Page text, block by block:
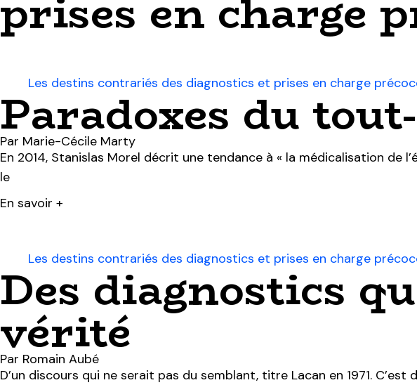
Les destins contrariés des diagnostics et prises en charge
Paradoxes du
Par Marie-Cécile Marty
En 2014, Stanislas Morel décrit une tendance à « la médicalisation de
le
En savoir +
Les destins contrariés des diagnostics et prises en charge
Des diagnostics
vérité
Par Romain Aubé
D’un discours qui ne serait pas du semblant, titre Lacan en 1971.